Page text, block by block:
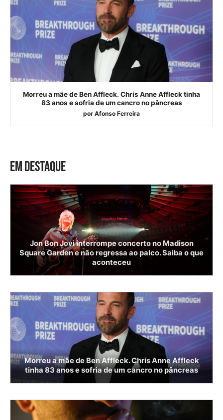
Morreu a mãe de Ben Affleck. Chris Anne Affleck tinha
83 anos e sofria de um cancro no pâncreas
por Afonso Ferreira
EM DESTAQUE
Jon Bon Jovi interrompe concerto no Madison
Square Garden e não regressa ao palco. Saiba o que
aconteceu
Morreu a mãe de Ben Affleck. Chris Anne Affleck
tinha 83 anos e sofria de um cancro no pâncreas